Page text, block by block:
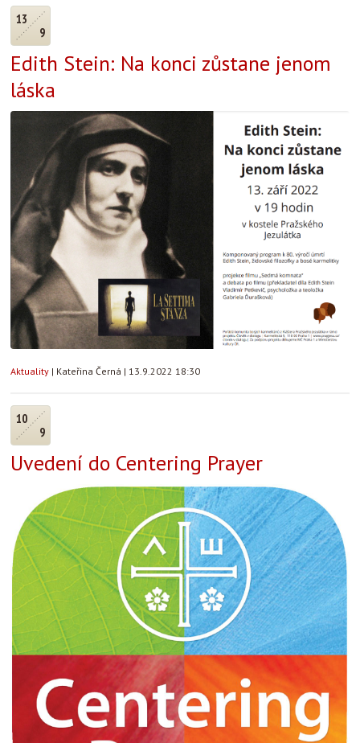
13
9
Edith Stein: Na konci zůstane jenom
láska
Aktuality | Kateřina Černá | 13.9.2022 18:30
10
9
Uvedení do Centering Prayer